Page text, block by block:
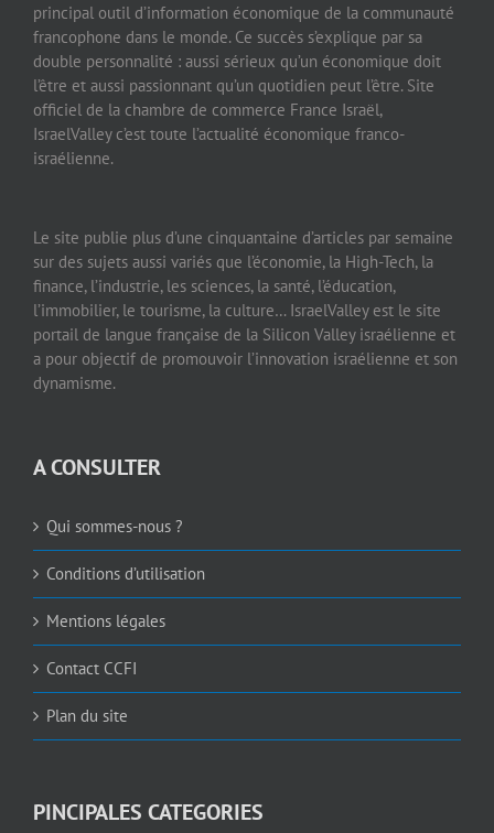
principal outil d’information économique de la communauté
francophone dans le monde. Ce succès s’explique par sa
double personnalité : aussi sérieux qu’un économique doit
l’être et aussi passionnant qu’un quotidien peut l’être. Site
officiel de la chambre de commerce France Israël,
IsraelValley c’est toute l’actualité économique franco-
israélienne.
Le site publie plus d’une cinquantaine d’articles par semaine
sur des sujets aussi variés que l’économie, la High-Tech, la
finance, l’industrie, les sciences, la santé, l’éducation,
l’immobilier, le tourisme, la culture… IsraelValley est le site
portail de langue française de la Silicon Valley israélienne et
a pour objectif de promouvoir l’innovation israélienne et son
dynamisme.
A CONSULTER
Qui sommes-nous ?
Conditions d’utilisation
Mentions légales
Contact CCFI
Plan du site
PINCIPALES CATEGORIES